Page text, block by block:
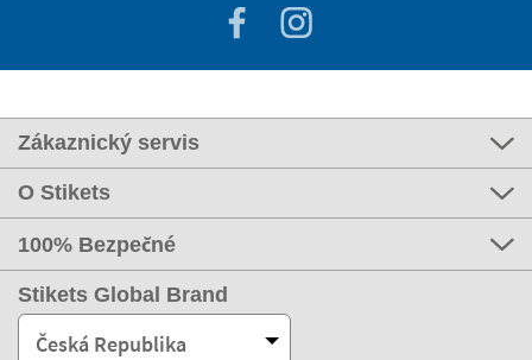
Zákaznický servis
O Stikets
100% Bezpečné
Stikets Global Brand
Česká Republika